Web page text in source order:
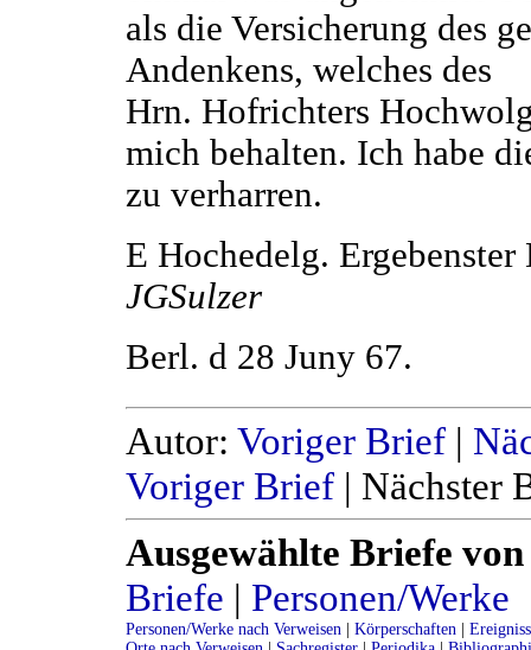
als die Versicherung des
Andenkens, welches des
Hrn. Hofrichters
mich behalten. Ich habe
zu verharren.
E Hochedelg. Ergebenster
JGSulzer
Berl. d 28 Juny 67.
Autor: Voriger Brief |
Voriger Brief | Nächster
Ausgewählte Briefe
Briefe | Personen/Werke
Personen/Werke nach Verweisen Körperschaften